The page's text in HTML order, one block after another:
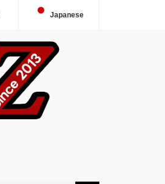
Japanese